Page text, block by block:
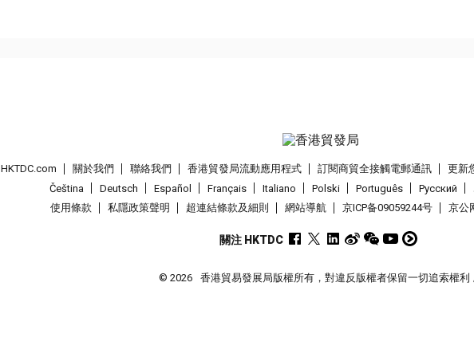
HKTDC.com 關於我們 聯絡我們 香港貿發局流動應用程式 訂閱商貿全接觸電郵通訊 更新
Čeština
Deutsch Español Français Italiano Polski Português Pусский
使用條款
私隱政策聲明 超連結條款及細則 網站導航 京ICP备09059244号 京公
關注 HKTDC
© 2026 香港貿易發展局版權所有，對違反版權者保留一切追索權利